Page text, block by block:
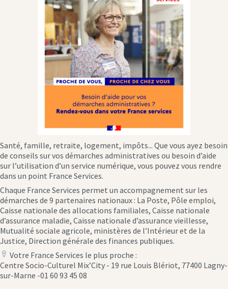
Santé, famille, retraite, logement, impôts... Que vous ayez besoin
de conseils sur vos démarches administratives ou besoin d’aide
sur l’utilisation d’un service numérique, vous pouvez vous rendre
dans un point France Services.
Chaque France Services permet un accompagnement sur les
démarches de 9 partenaires nationaux : La Poste, Pôle emploi,
Caisse nationale des allocations familiales, Caisse nationale
d’assurance maladie, Caisse nationale d’assurance vieillesse,
Mutualité sociale agricole, ministères de l’Intérieur et de la
Justice, Direction générale des finances publiques.
location
icon
Votre France Services le plus proche :
Centre Socio-Culturel Mix’City - 19 rue Louis Blériot, 77400 Lagny-
sur-Marne -01 60 93 45 08